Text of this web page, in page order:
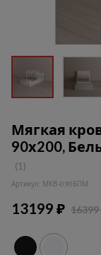
Мягкая
90х200,
(1)
Артикул: МКВ-090БПМ
13199 ₽ 16399